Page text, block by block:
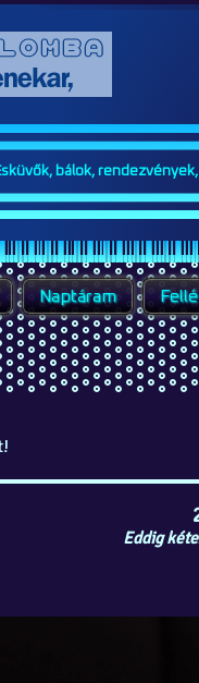
bálok,
Naptáram
Eddig